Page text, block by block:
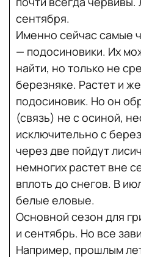
сентября.
Именно сейчас самые
— подосиновики. Их
найти, но только не
березняке. Растет и
подосиновик. Но он
(связь) не с осиной,
исключительно с
через две пойдут
немногих растет вне
вплоть до снегов. В
белые еловые.
Основной сезон для
и сентябрь. Но все
Например, прошлым